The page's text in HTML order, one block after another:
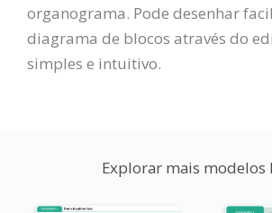
organograma. Pode desenhar
diagrama de blocos através do
simples e intuitivo.
Explorar mais modelos